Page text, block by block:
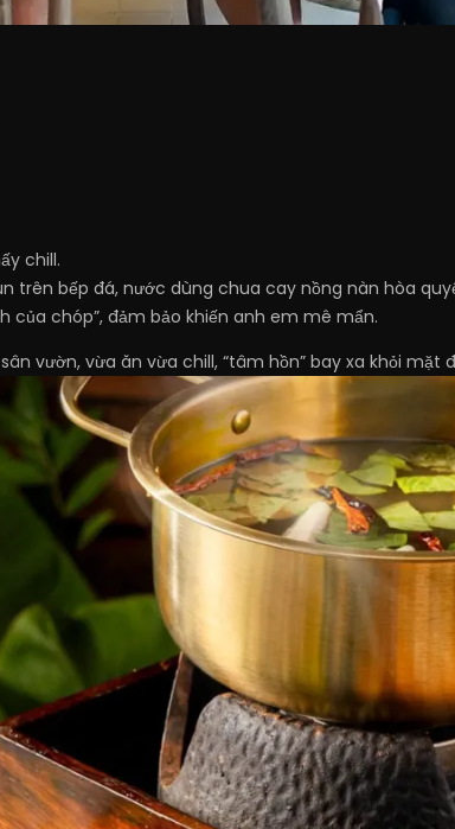
chill.
trên bếp đá, nước dùng chua cay nồng nàn hòa
của chóp”, đảm bảo khiến anh em mê mẩn.
vườn, vừa ăn vừa chill, “tâm hồn” bay xa khỏi mặt